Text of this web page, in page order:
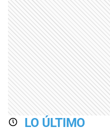
LO ÚLTIMO